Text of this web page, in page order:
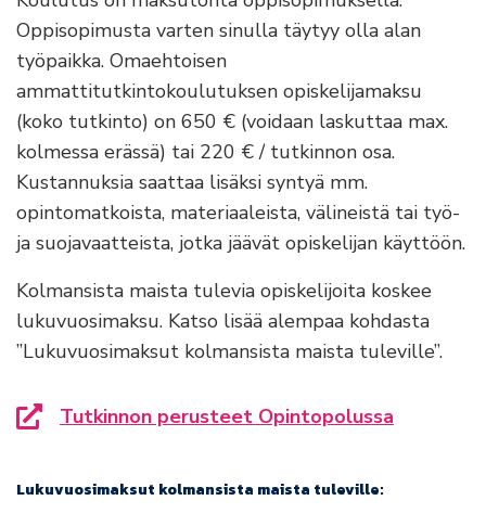
Oppisopimusta varten sinulla täytyy olla alan
työpaikka. Omaehtoisen
ammattitutkintokoulutuksen opiskelijamaksu
(koko tutkinto) on 650 € (voidaan laskuttaa max.
kolmessa erässä) tai 220 € / tutkinnon osa.
Kustannuksia saattaa lisäksi syntyä mm.
opintomatkoista, materiaaleista, välineistä tai työ-
ja suojavaatteista, jotka jäävät opiskelijan käyttöön.
Kolmansista maista tulevia opiskelijoita koskee
lukuvuosimaksu. Katso lisää alempaa kohdasta
”Lukuvuosimaksut kolmansista maista tuleville”.
Tutkinnon perusteet Opintopolussa
Siirryt toiselle sivustolle
Lukuvuosimaksut kolmansista maista tuleville: